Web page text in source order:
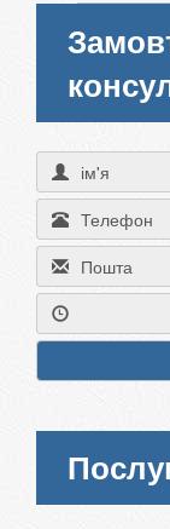
ім'я
Телефон
Пошта